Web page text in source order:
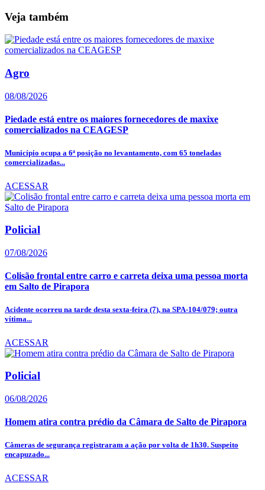
Veja também
Agro
08/08/2026
Piedade está entre os maiores fornecedores de maxixe
comercializados na CEAGESP
Município ocupa a 6ª posição no levantamento, com 65 toneladas
comercializadas...
ACESSAR
Policial
07/08/2026
Colisão frontal entre carro e carreta deixa uma pessoa morta
em Salto de Pirapora
Acidente ocorreu na tarde desta sexta-feira (7), na SPA-104/079; outra
vítima...
ACESSAR
Policial
06/08/2026
Homem atira contra prédio da Câmara de Salto de Pirapora
Câmeras de segurança registraram a ação por volta de 1h30. Suspeito
encapuzado...
ACESSAR